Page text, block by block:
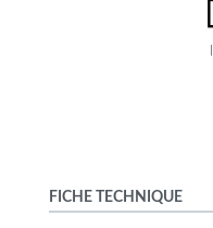
FICHE TECHNIQUE